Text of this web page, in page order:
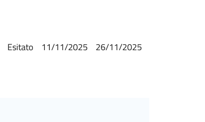
Esitato 11/11/2025 26/11/2025